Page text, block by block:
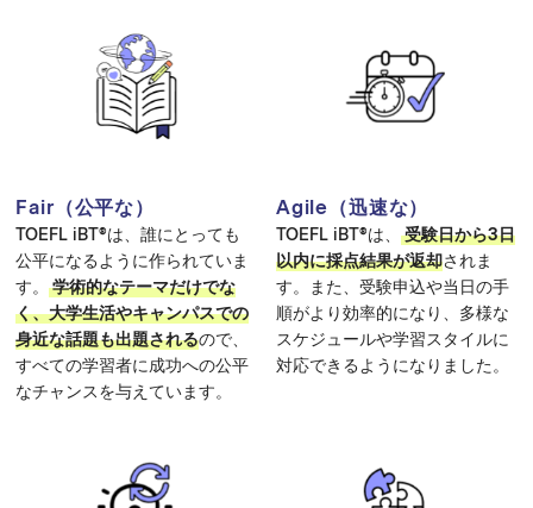
Fair（公平な）
TOEFL iBT®は、誰にとっても
公平になるように作られていま
す。学術的なテーマだけでな
く、大学生活やキャンパスでの
身近な話題も出題されるので、
すべての学習者に成功への公平
なチャンスを与えています。
Agile（迅速な）
TOEFL iBT®は、 受験日から3日
以内に採点結果が返却されま
す。また、受験申込や当日の手
順がより効率的になり、多様な
スケジュールや学習スタイルに
対応できるようになりました。